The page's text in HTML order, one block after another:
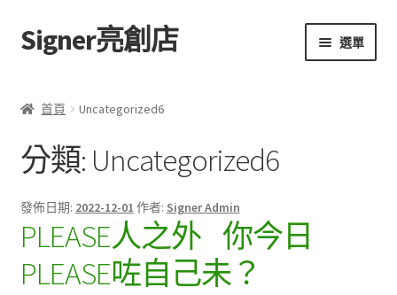
跳
至
覽
跳
至
要
容
Signer亮創店 選單
學校選書（小學）
學校選書（中學）
「此時此地 看見亮光」2025特展
首頁 Uncategorized6
分類: Uncategorized6
發佈日期: 2022-12-01 作者: Signer Admin
PLEASE人之外 你今日
PLEASE咗自己未？